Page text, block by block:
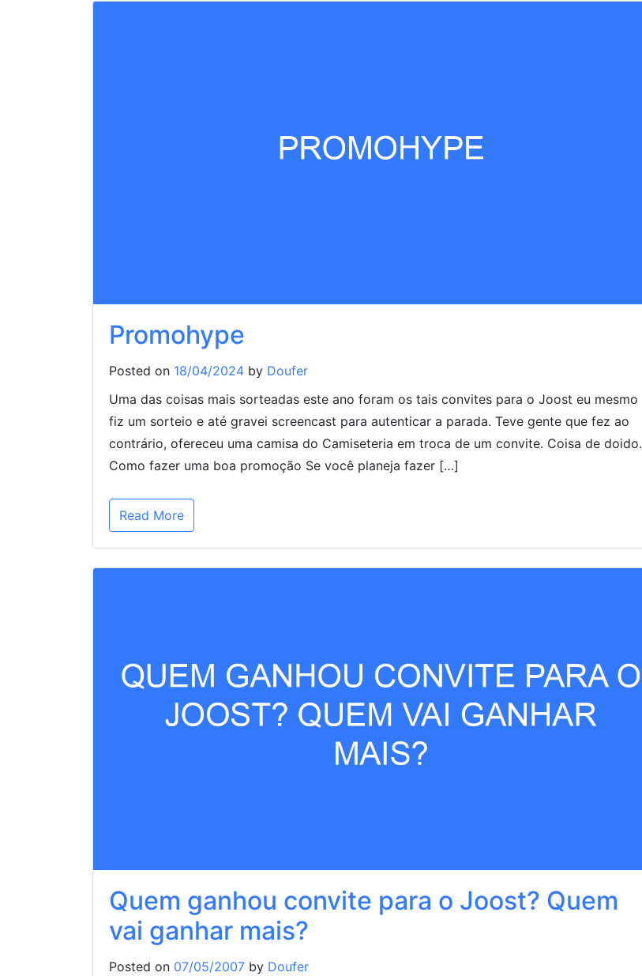
Promohype
Posted on 18/04/2024 by Doufer
Uma das coisas mais sorteadas este ano foram os tais convites para o Joost eu mesmo
fiz um sorteio e até gravei screencast para autenticar a parada. Teve gente que fez ao
contrário, ofereceu uma camisa do Camiseteria em troca de um convite. Coisa de doido.
Como fazer uma boa promoção Se você planeja fazer […]
Read More
Quem ganhou convite para o Joost? Quem
vai ganhar mais?
Posted on 07/05/2007 by Doufer